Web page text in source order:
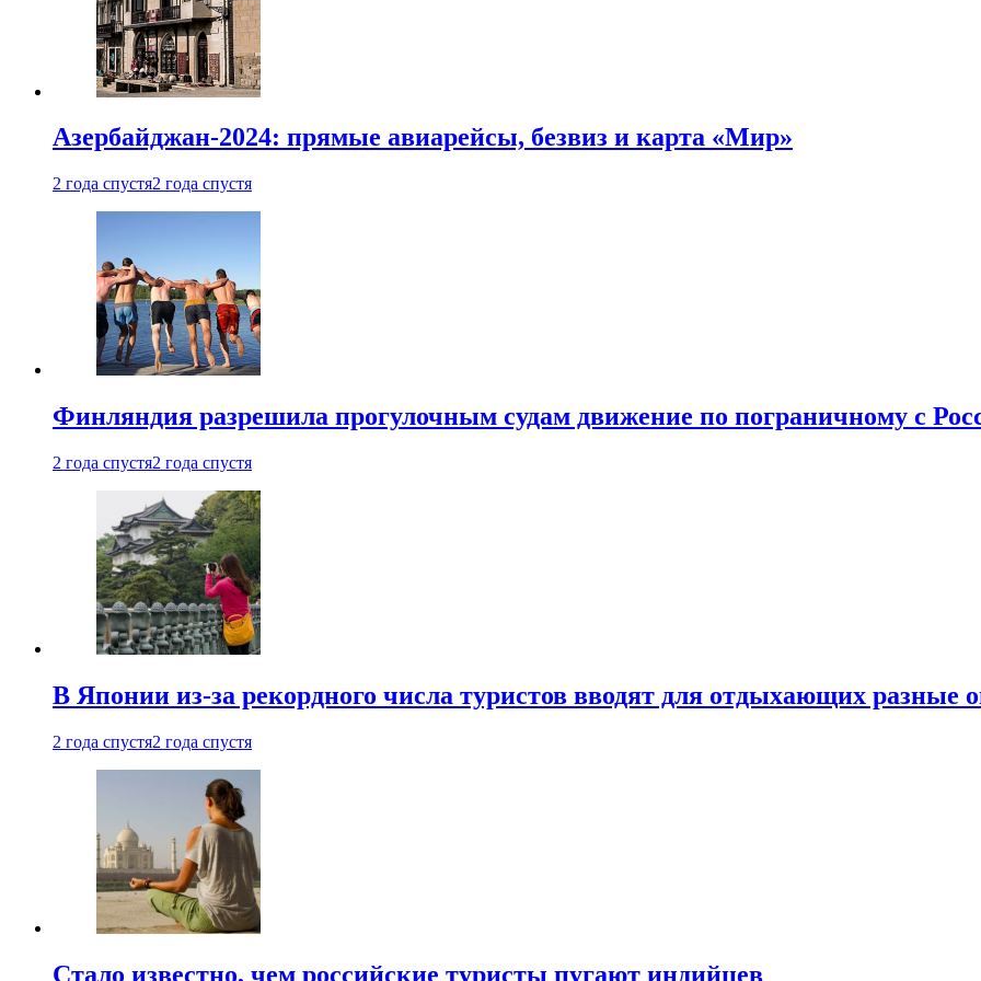
Азербайджан-2024: прямые авиарейсы, безвиз и карта «Мир»
2 года спустя2 года спустя
Финляндия разрешила прогулочным судам движение по пограничному с
2 года спустя2 года спустя
В Японии из-за рекордного числа туристов вводят для отдыхающих разные
2 года спустя2 года спустя
Стало известно, чем российские туристы пугают индийцев